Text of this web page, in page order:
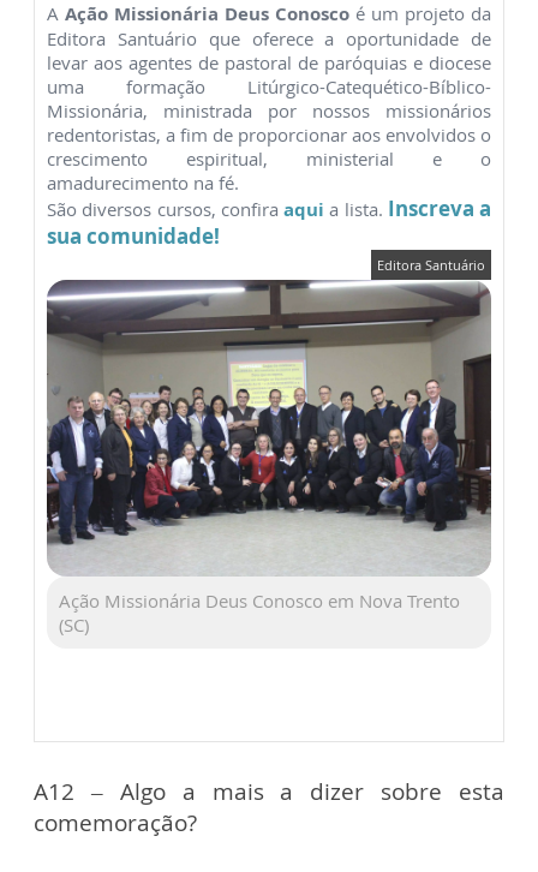
A Ação Missionária Deus Conosco é um projeto da
Editora Santuário que oferece a oportunidade de
levar aos agentes de pastoral de paróquias e diocese
uma formação Litúrgico-Catequético-Bíblico-
Missionária, ministrada por nossos missionários
redentoristas, a fim de proporcionar aos envolvidos o
crescimento espiritual, ministerial e o
amadurecimento na fé.
São diversos cursos, confira aquia lista. Inscreva a
sua comunidade!
Editora Santuário
Ação Missionária Deus Conosco em Nova Trento
(SC)
A12 – Algo a mais a dizer sobre esta
comemoração?